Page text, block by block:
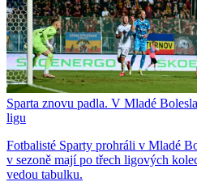
Sparta znovu padla. V Mladé
ligu
Fotbalisté Sparty prohráli v Mladé
v sezoně mají po třech ligových
vedou tabulku.